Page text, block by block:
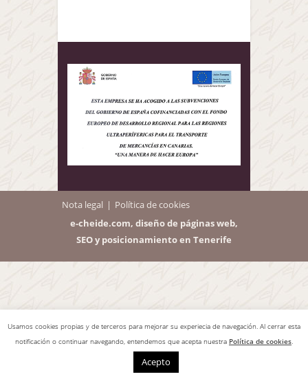
Nota legal
Política de cookies
e-cheide.com, diseño de páginas web,
SEO y posicionamiento en Tenerife
Usamos cookies propias y de terceros para mejorar su experiecia de navegación. Al cerrar esta
notificación o continuar navegando, entendemos que acepta nuestra Política de cookies.
Acepto